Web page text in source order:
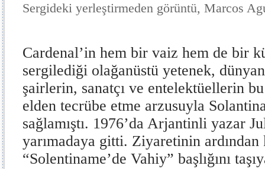
Sergideki yerleştirmeden görüntü, Marcos
Cardenal’in hem bir vaiz hem de bir
sergilediği olağanüstü yetenek,
şairlerin, sanatçı ve entelektüellerin
elden tecrübe etme arzusuyla
sağlamıştı. 1976’da Arjantinli yazar
yarımadaya gitti. Ziyaretinin ardından
“Solentiname’de Vahiy” başlığını